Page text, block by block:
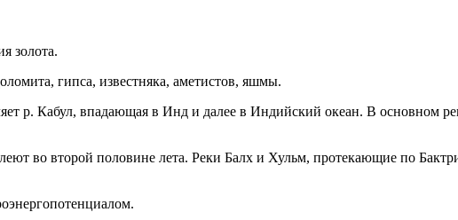
золота.
гипса, известняка, аметистов, яшмы.
р. Кабул, впадающая в Инд и далее в Индийский океан. В основном
во второй половине лета. Реки Балх и Хульм, протекающие по